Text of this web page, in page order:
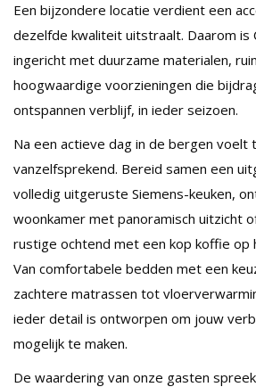
Een bijzondere locatie verdient een
dezelfde kwaliteit uitstraalt. Daarom is
ingericht met duurzame materialen,
hoogwaardige voorzieningen die
ontspannen verblijf, in ieder seizoen.
Na een actieve dag in de bergen voelt
vanzelfsprekend. Bereid samen een
volledig uitgeruste Siemens-keuken,
woonkamer met panoramisch uitzicht
rustige ochtend met een kop koffie op
Van comfortabele bedden met een
zachtere matrassen tot
ieder detail is ontworpen om jouw
mogelijk te maken.
De waardering van onze gasten